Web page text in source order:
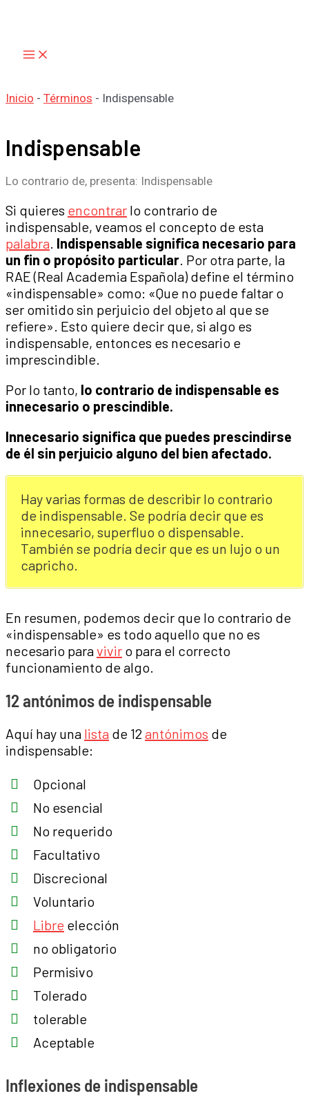
Inicio - Términos - Indispensable
Indispensable
Lo contrario de, presenta: Indispensable
Si quieres encontrar lo contrario de
indispensable, veamos el concepto de esta
palabra. Indispensable significa necesario para
un fin o propósito particular. Por otra parte, la
RAE (Real Academia Española) define el término
«indispensable» como: «Que no puede faltar o
ser omitido sin perjuicio del objeto al que se
refiere». Esto quiere decir que, si algo es
indispensable, entonces es necesario e
imprescindible.
Por lo tanto, lo contrario de indispensable es
innecesario o prescindible.
Innecesario significa que puedes prescindirse
de él sin perjuicio alguno del bien afectado.
Hay varias formas de describir lo contrario
de indispensable. Se podría decir que es
innecesario, superfluo o dispensable.
También se podría decir que es un lujo o un
capricho.
En resumen, podemos decir que lo contrario de
«indispensable» es todo aquello que no es
necesario paravivir o para el correcto
funcionamiento de algo.
12 antónimos de indispensable
Aquí hay una lista de 12 antónimos de
indispensable:
Opcional
No esencial
No requerido
Facultativo
Discrecional
Voluntario
Libre elección
no obligatorio
Permisivo
Tolerado
tolerable
Aceptable
Inflexiones de indispensable